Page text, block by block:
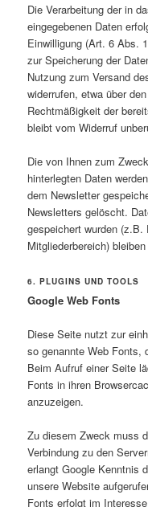
Die Verarbeitung der in
eingegebenen Daten
Einwilligung (Art. 6 Abs.
zur Speicherung der
Nutzung zum Versand
widerrufen, etwa über
Rechtmäßigkeit der
bleibt vom Widerruf
Die von Ihnen zum
hinterlegten Daten
dem Newsletter
Newsletters gelöscht.
gespeichert wurden
Mitgliederbereich)
6. PLUGINS UND TOOLS
Google Web Fonts
Diese Seite nutzt zur
so genannte Web Fonts,
Beim Aufruf einer Seite
Fonts in ihren
anzuzeigen.
Zu diesem Zweck muss
Verbindung zu den
erlangt Google Kenntnis
unsere Website
Fonts erfolgt im